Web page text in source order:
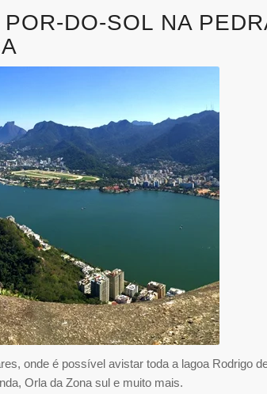
DO-SOL NA
onde é possível avistar toda a lagoa Rodrigo
Orla da Zona sul e muito mais.